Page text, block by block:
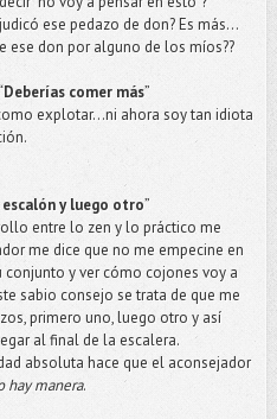
ese pedazo de don? Es más...
ese don por alguno de los míos??
Deberías comer más”
explotar...ni ahora soy tan idiota
y luego otro”
entre lo zen y lo práctico me
me dice que no me empecine en
y ver cómo cojones voy a
sabio consejo se trata de que me
primero uno, luego otro y así
al final de la escalera.
absoluta hace que el aconsejador
hay manera.